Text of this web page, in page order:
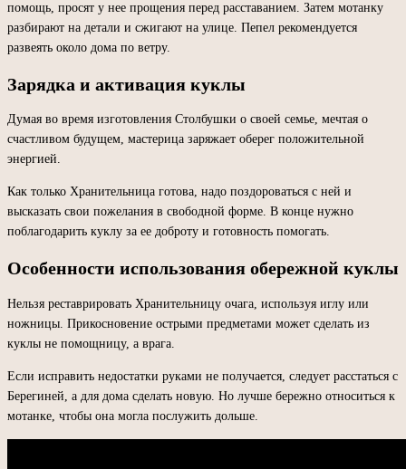
помощь, просят у нее прощения перед расставанием. Затем мотанку
разбирают на детали и сжигают на улице. Пепел рекомендуется
развеять около дома по ветру.
Зарядка и активация куклы
Думая во время изготовления Столбушки о своей семье, мечтая о
счастливом будущем, мастерица заряжает оберег положительной
энергией.
Как только Хранительница готова, надо поздороваться с ней и
высказать свои пожелания в свободной форме. В конце нужно
поблагодарить куклу за ее доброту и готовность помогать.
Особенности использования обережной куклы
Нельзя реставрировать Хранительницу очага, используя иглу или
ножницы. Прикосновение острыми предметами может сделать из
куклы не помощницу, а врага.
Если исправить недостатки руками не получается, следует расстаться с
Берегиней, а для дома сделать новую. Но лучше бережно относиться к
мотанке, чтобы она могла послужить дольше.